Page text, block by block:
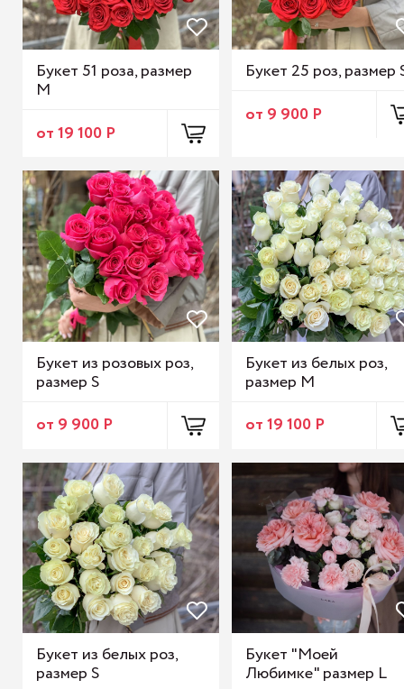
Букет 51 роза, размер
M
от 19 100 Р
Букет 25 роз, размер
от 9 900 Р
Букет из розовых роз,
размер S
от 9 900 Р
Букет из белых роз,
размер М
от 19 100 Р
Букет из белых роз,
размер S
Букет "Моей
Любимке" размер L